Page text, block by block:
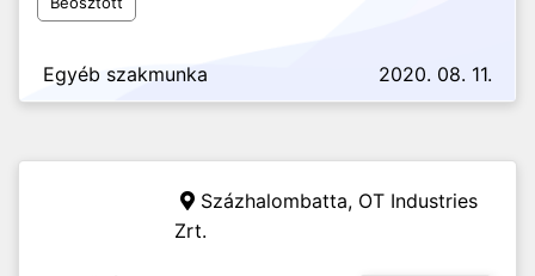
Egyéb szakmunka 2020. 08. 11.
Százhalombatta, OT Industries
Zrt.